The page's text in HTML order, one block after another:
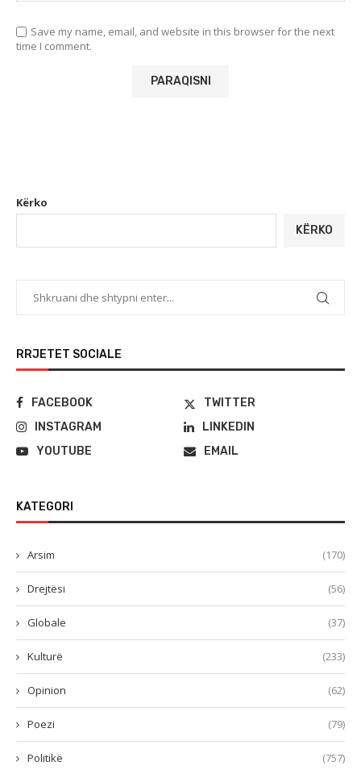
Save my name, email, and website in this browser for the next
time I comment.
Kërko
KËRKO
RRJETET SOCIALE
FACEBOOK
TWITTER
INSTAGRAM
LINKEDIN
YOUTUBE
EMAIL
KATEGORI
Arsim (170)
Drejtësi (56)
Globale (37)
Kulturë (233)
Opinion (62)
Poezi (79)
Politikë (757)